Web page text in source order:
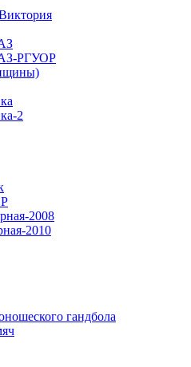
РГУОР
2
2008
2010
гандбола